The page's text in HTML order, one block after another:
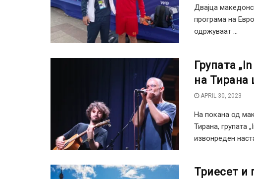
Двајца
програма на
одржуваат ...
Групата
на Тирана
APRIL 30, 2023
На покана од
Тирана, групата
извонреден
Триесет и